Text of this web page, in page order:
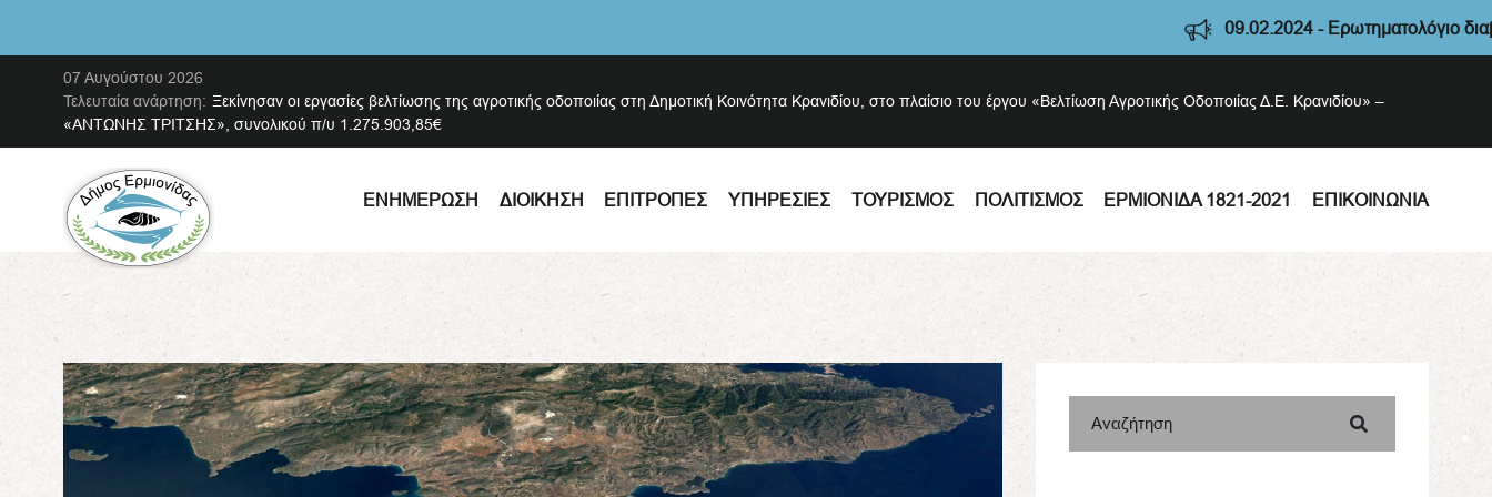
09.02.2024 - Ερωτηματολόγιο
07 Αυγούστου 2026
Τελευταία ανάρτηση: Ξεκίνησαν οι εργασίες βελτίωσης της αγροτικής οδοποιίας στη Δημοτική Κοινότητα Κρανιδίου, στο πλαίσιο του έργου «Βελτίωση Αγροτικής Οδοποιίας Δ.Ε. Κρανιδίου» –
«ΑΝΤΩΝΗΣ ΤΡΙΤΣΗΣ», συνολικού π/υ 1.275.903,85€
ΕΝΗΜΈΡΩΣΗ ΔΙΟΊΚΗΣΗ ΕΠΙΤΡΟΠΈΣ ΥΠΗΡΕΣΊΕΣ ΤΟΥΡΙΣΜΌΣ ΠΟΛΙΤΙΣΜΌΣ ΕΡΜΙΟΝΊΔΑ 1821-2021 ΕΠΙΚΟΙΝΩΝΊΑ
Αναζήτηση